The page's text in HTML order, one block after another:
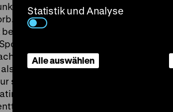
Der Skandal im
beginnt:
aus dem
sich selbst
Maler Rabanus
schönen Tochter
ist „grober
in sein
Statistik und Analyse
Alle auswählen